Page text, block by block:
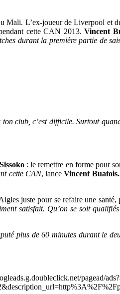
Mali. L’ex-joueur de Liverpool
cette CAN 2013.Vincent
durant la première partie de
club, c’est difficile. Surtout
Sissoko: le remettre en forme pour
cette CAN, lanceVincent Buatois.
juste pour se refaire une santé,
satisfait. Qu’on se soit
plus de 60 minutes durant le
pagead/